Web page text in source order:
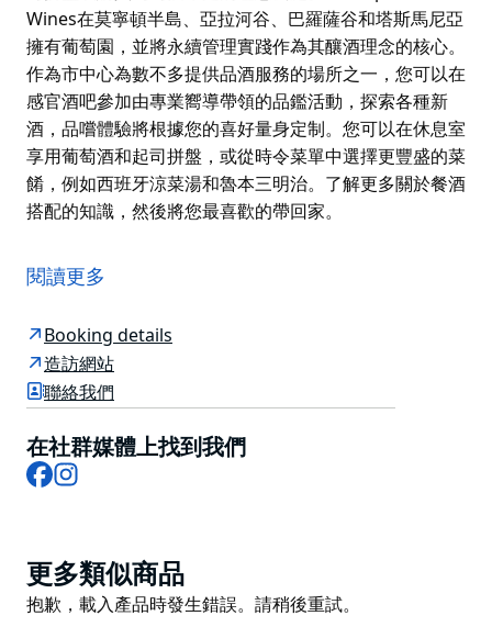
Wines在莫寧頓半島、亞拉河谷、巴羅薩谷和塔斯馬尼亞
擁有葡萄園，並將永續管理實踐作為其釀酒理念的核心。
作為市中心為數不多提供品酒服務的場所之一，您可以在
感官酒吧參加由專業嚮導帶領的品鑑活動，探索各種新
酒，品嚐體驗將根據您的喜好量身定制。您可以在休息室
享用葡萄酒和起司拼盤，或從時令菜單中選擇更豐盛的菜
餚，例如西班牙涼菜湯和魯本三明治。了解更多關於餐酒
搭配的知識，然後將您最喜歡的帶回家。
（Porter House Hotel）一樓，是您品嚐美酒、享用起
司拼盤或購買葡萄酒帶走的理想去處。
Handpicked Wines在莫寧頓半島、亞拉河谷、巴羅薩谷
和塔斯馬尼亞擁有葡萄園，並將永續管理實踐作為其釀酒
理念的核心。
感官酒吧參加由專業嚮導帶領的品鑑活動，探索各種新
酒，品嚐體驗將根據您的喜好量身定制。您可以在休息室
搭配的知識，然後將您最喜歡的帶回家。
閱讀更多
Booking details
造訪網站
聯絡我們
在社群媒體上找到我們
Facebook
Product
List
更多類似商品
Product
抱歉，載入產品時發生錯誤。請稍後重試。